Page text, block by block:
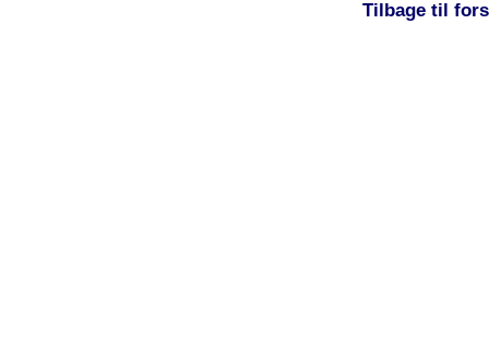
Tilbage til